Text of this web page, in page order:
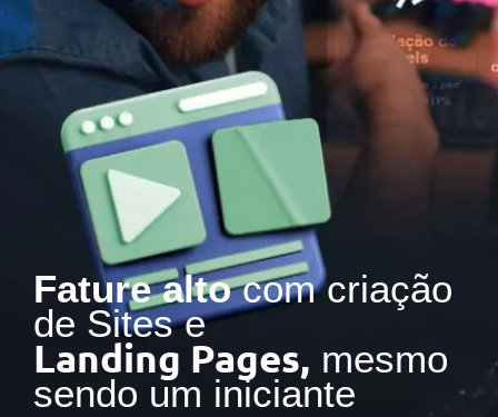
Fature altocom criação
de Sites e
Landing Pages, mesmo
sendo um iniciante